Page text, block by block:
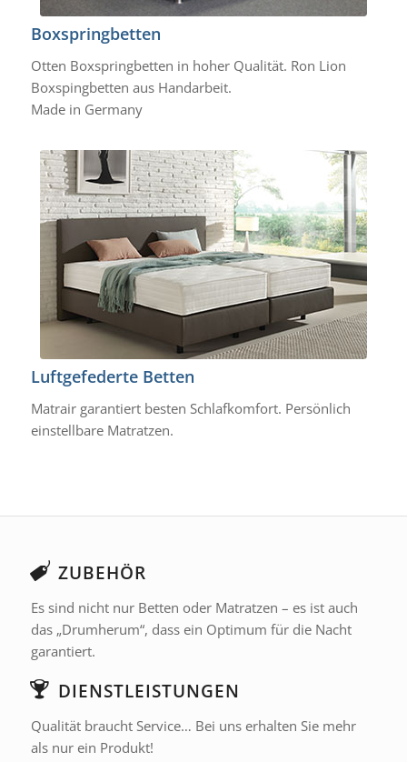
Boxspringbetten
Otten Boxspringbetten in hoher Qualität. Ron Lion
Boxspingbetten aus Handarbeit.
Made in Germany
Luftgefederte Betten
Matrair garantiert besten Schlafkomfort. Persönlich
einstellbare Matratzen.
ZUBEHÖR
Es sind nicht nur Betten oder Matratzen – es ist auch
das „Drumherum“, dass ein Optimum für die Nacht
garantiert.
DIENSTLEISTUNGEN
Qualität braucht Service… Bei uns erhalten Sie mehr
als nur ein Produkt!